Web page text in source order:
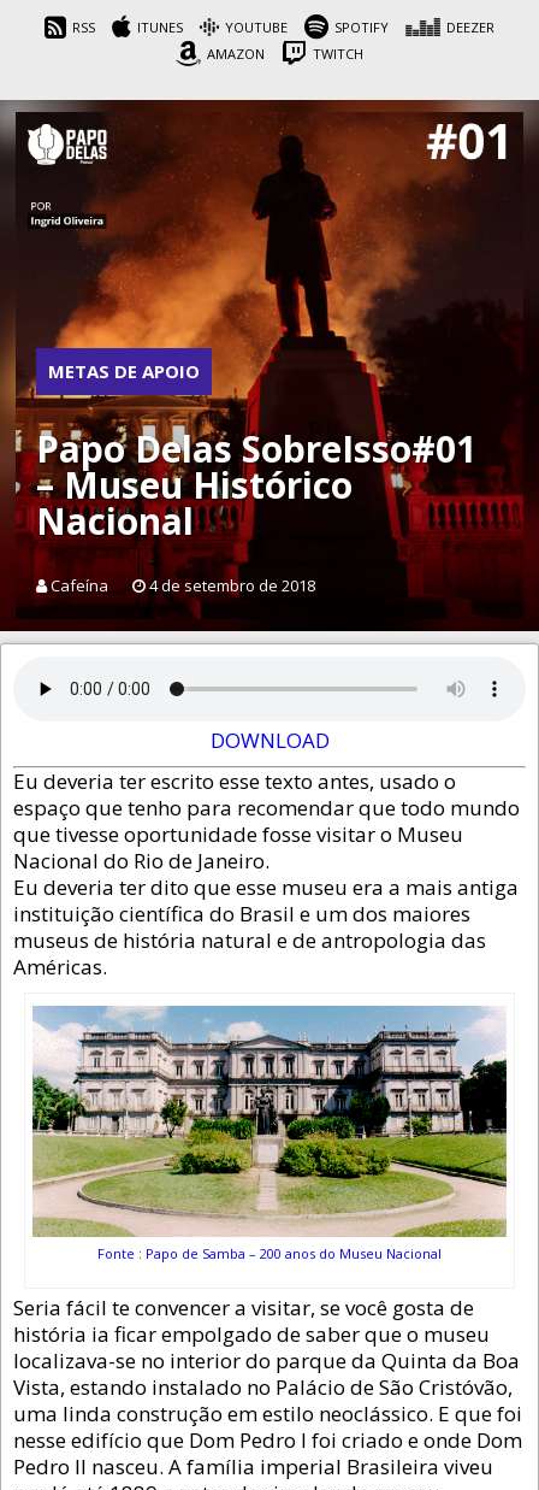
RSS ITUNES YOUTUBE SPOTIFY
DEEZER
AMAZON
TWITCH
METAS DE APOIO
Papo Delas SobreIsso#01
– Museu Histórico
Nacional
Cafeína 4 de setembro de 2018
DOWNLOAD
Eu deveria ter escrito esse texto antes, usado o
espaço que tenho para recomendar que todo mundo
que tivesse oportunidade fosse visitar o Museu
Nacional do Rio de Janeiro.
Eu deveria ter dito que esse museu era a mais antiga
instituição científica do Brasil e um dos maiores
museus de história natural e de antropologia das
Américas.
Fonte : Papo de Samba – 200 anos do Museu Nacional
Seria fácil te convencer a visitar, se você gosta de
história ia ficar empolgado de saber que o museu
localizava-se no interior do parque da Quinta da Boa
Vista, estando instalado no Palácio de São Cristóvão,
uma linda construção em estilo neoclássico. E que foi
nesse edifício que Dom Pedro I foi criado e onde Dom
Pedro II nasceu. A família imperial Brasileira viveu